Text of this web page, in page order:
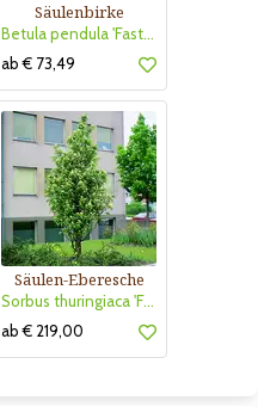
Säulenbirke
Betula pendula 'Fastigiata'
ab € 73,49
Säulen-Eberesche
Sorbus thuringiaca 'Fastigiata'
ab € 219,00